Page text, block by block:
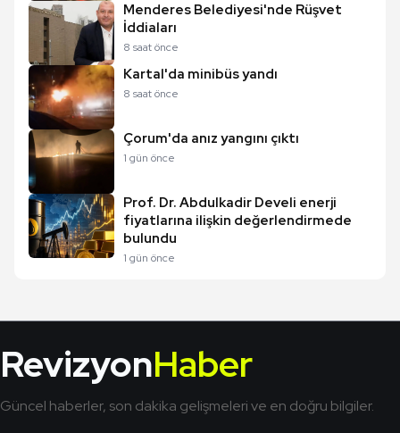
Menderes Belediyesi'nde Rüşvet
İddiaları
8 saat önce
Kartal'da minibüs yandı
8 saat önce
Çorum'da anız yangını çıktı
1 gün önce
Prof. Dr. Abdulkadir Develi enerji
fiyatlarına ilişkin değerlendirmede
bulundu
1 gün önce
RevizyonHaber
Güncel haberler, son dakika gelişmeleri ve en doğru bilgiler.